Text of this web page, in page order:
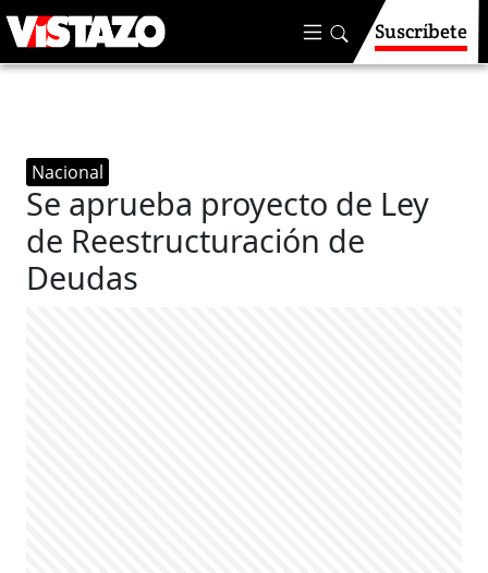
Suscríbete
Nacional
Se aprueba proyecto de Ley
de Reestructuración de
Deudas